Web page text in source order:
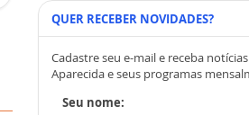
QUER RECEBER NOVIDADES?
Cadastre seu e-mail e receba
Aparecida e seus programas
Seu nome: